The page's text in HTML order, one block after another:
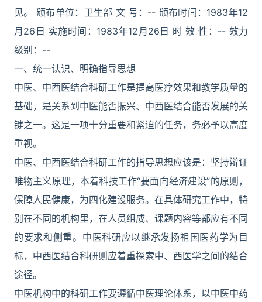
见。 颁布单位：卫生部 文 号：-- 颁布时间：1983年12
月26日 实施时间：1983年12月26日 时 效 性：-- 效力
级别：--
一、统一认识、明确指导思想
中医、中西医结合科研工作是提高医疗效果和教学质量的
基础，是关系到中医能否振兴、中西医结合能否发展的关
键之一。这是一项十分重要和紧迫的任务，务必予以高度
重视。
中医、中西医结合科研工作的指导思想应该是：坚持辩证
唯物主义原理，本着科技工作“要面向经济建设”的原则，
保障人民健康，为四化建设服务。在具体研究工作中，特
别在不同的机构里，在人员组成、课题内容等都应有不同
的要求和侧重。中医科研应以继承发扬祖国医药学为目
标，中西医结合科研则应着重探索中、西医学之间的结合
途径。
中医机构中的科研工作要遵循中医理论体系，以中医中药